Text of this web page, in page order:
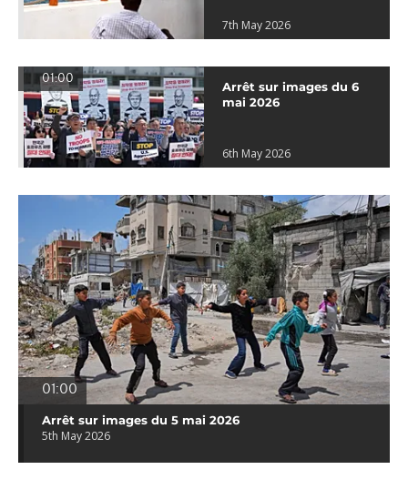
7th May 2026
01:00
Arrêt sur images du 6
mai 2026
6th May 2026
01:00
Arrêt sur images du 5 mai 2026
5th May 2026